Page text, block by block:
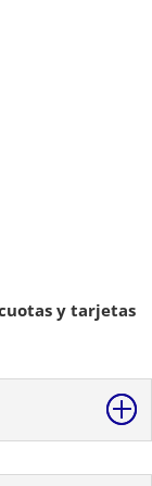
y tarjetas